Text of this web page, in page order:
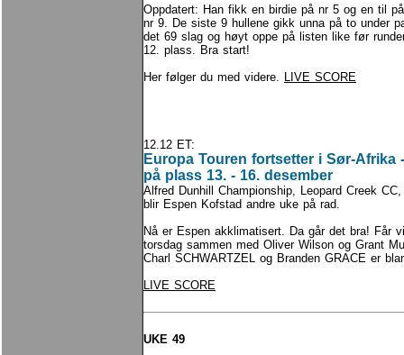
Oppdatert: Han fikk en birdie på nr 5 og en til
nr 9. De siste 9 hullene gikk unna på to under
det 69 slag og høyt oppe på listen like før
12. plass. Bra start!
Her følger du med videre. LIVE SCORE
12.12 ET:
Europa Touren fortsetter i Sør-Afrika
på plass 13. - 16. desember
Alfred Dunhill Championship, Leopard Creek
blir Espen Kofstad andre uke på rad.
Nå er Espen akklimatisert. Da går det bra! Får
torsdag sammen med Oliver Wilson og Grant
Charl SCHWARTZEL og Branden GRACE er
LIVE SCORE
UKE 49